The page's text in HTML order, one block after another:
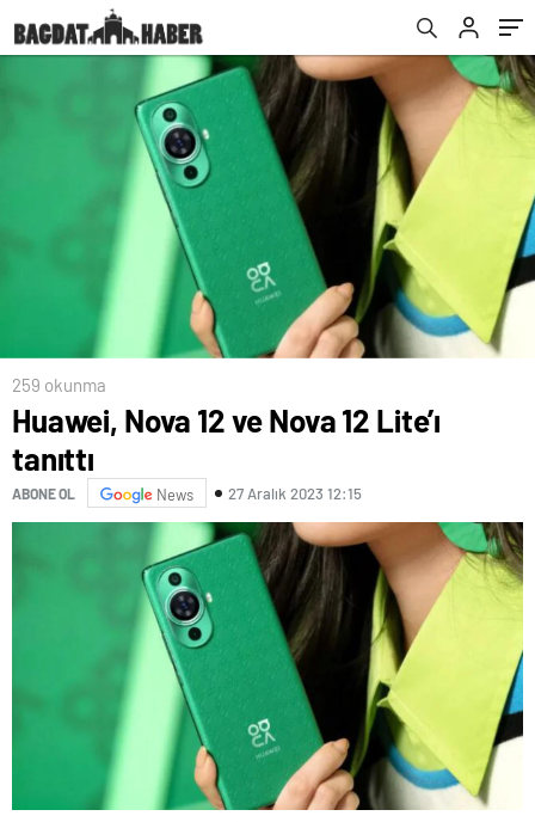
259 okunma
Huawei, Nova 12 ve Nova 12 Lite’ı
tanıttı
ABONE OL News 27 Aralık 2023 12:15